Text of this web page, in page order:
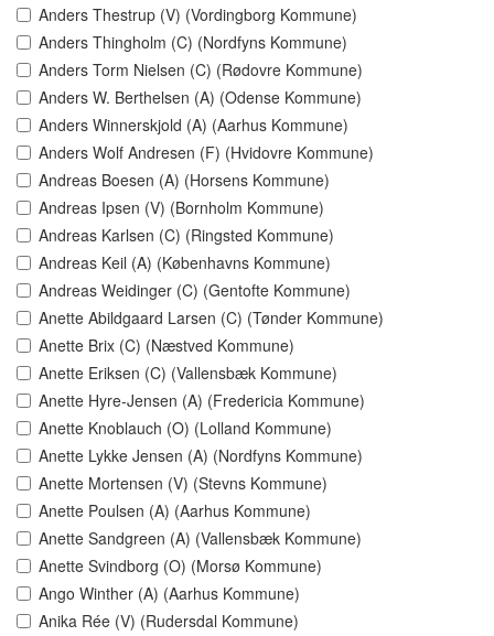
Anders Thestrup (V) (Vordingborg Kommune)
Anders Thingholm (C) (Nordfyns Kommune)
Anders Torm Nielsen (C) (Rødovre Kommune)
Anders W. Berthelsen (A) (Odense Kommune)
Anders Winnerskjold (A) (Aarhus Kommune)
Anders Wolf Andresen (F) (Hvidovre Kommune)
Andreas Boesen (A) (Horsens Kommune)
Andreas Ipsen (V) (Bornholm Kommune)
Andreas Karlsen (C) (Ringsted Kommune)
Andreas Keil (A) (Københavns Kommune)
Andreas Weidinger (C) (Gentofte Kommune)
Anette Abildgaard Larsen (C) (Tønder Kommune)
Anette Brix (C) (Næstved Kommune)
Anette Eriksen (C) (Vallensbæk Kommune)
Anette Hyre-Jensen (A) (Fredericia Kommune)
Anette Knoblauch (O) (Lolland Kommune)
Anette Lykke Jensen (A) (Nordfyns Kommune)
Anette Mortensen (V) (Stevns Kommune)
Anette Poulsen (A) (Aarhus Kommune)
Anette Sandgreen (A) (Vallensbæk Kommune)
Anette Svindborg (O) (Morsø Kommune)
Ango Winther (A) (Aarhus Kommune)
Anika Rée (V) (Rudersdal Kommune)